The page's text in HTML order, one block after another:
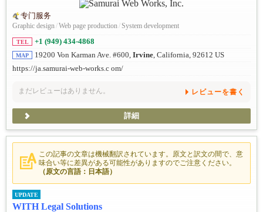
专门服务
Graphic design /Web page production / System development
TEL +1 (949) 434-4868
MAP 19200 Von Karman Ave. #600, Irvine , California, 92612 US
https://ja.samurai-web-works.c om/
まだレビューはありません。 レビューを書く
詳細
この記事の文章は機械翻訳されています。原文と訳文の間で、意
味合い等に差異がある可能性がありますのでご注意ください。
（原文の言語：日本語）
UPDATE
WITH Legal Solutions